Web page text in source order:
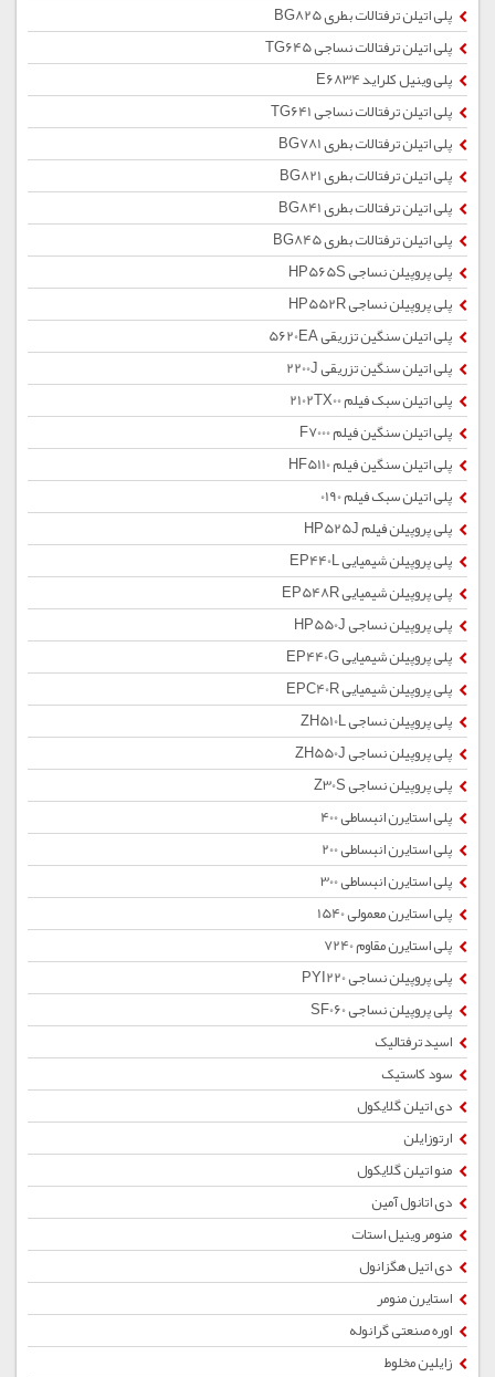
پلی اتیلن ترفتالات بطری BG825
پلی اتیلن ترفتالات نساجی TG645
پلی وینیل کلراید E6834
پلی اتیلن ترفتالات نساجی TG641
پلی اتیلن ترفتالات بطری BG781
پلی اتیلن ترفتالات بطری BG821
پلی اتیلن ترفتالات بطری BG841
پلی اتیلن ترفتالات بطری BG845
پلی پروپیلن نساجی HP565S
پلی پروپیلن نساجی HP552R
پلی اتیلن سنگین تزریقی 5620EA
پلی اتیلن سنگین تزریقی 2200J
پلی اتیلن سبک فیلم 2102TX00
پلی اتیلن سنگین فیلم F7000
پلی اتیلن سنگین فیلم HF5110
پلی اتیلن سبک فیلم 0190
پلی پروپیلن فیلم HP525J
پلی پروپیلن شیمیایی EP440L
پلی پروپیلن شیمیایی EP548R
پلی پروپیلن نساجی HP550J
پلی پروپیلن شیمیایی EP440G
پلی پروپیلن شیمیایی EPC40R
پلی پروپیلن نساجی ZH510L
پلی پروپیلن نساجی ZH550J
پلی پروپیلن نساجی Z30S
پلی استایرن انبساطی 400
پلی استایرن انبساطی 200
پلی استایرن انبساطی 300
پلی استایرن معمولی 1540
پلی استایرن مقاوم 7240
پلی پروپیلن نساجی PYI220
پلی پروپیلن نساجی SF060
اسید ترفتالیک
سود کاستیک
دی اتیلن گلایکول
ارتوزایلن
منو اتیلن گلایکول
دی اتانول آمین
منومر وینیل استات
دی اتیل هگزانول
استایرن منومر
اوره صنعتی گرانوله
زایلین مخلوط